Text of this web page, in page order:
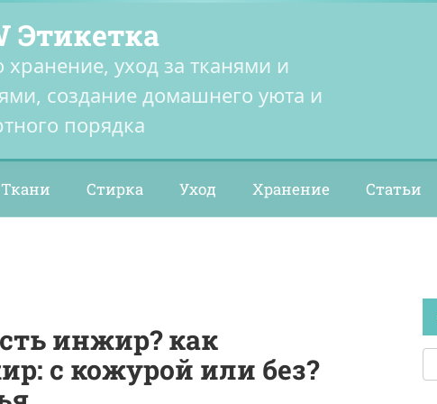
Этикетка
хранение, уход за тканями и
создание домашнего уюта и
порядка
Ткани Стирка Уход Хранение Статьи
инжир? как
с кожурой или без?